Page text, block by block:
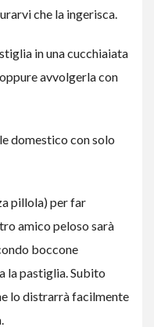
che la ingerisca.
in una cucchiaiata
avvolgerla con
domestico con solo
pillola) per far
amico peloso sarà
boccone
la pastiglia. Subito
lo distrarrà facilmente